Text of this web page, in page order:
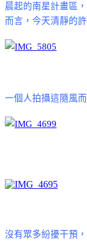
晨起的南星計畫區
而言，今天清靜的許
一個人拍攝這隨風
沒有眾多紛擾干預